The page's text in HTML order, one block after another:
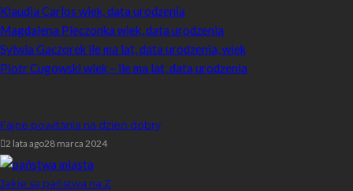
Klaudia Carlos wiek, data urodzenia
Magdalena Pieczonka wiek, data urodzenia
Sylwia Gaczorek ile ma lat, data urodzenia, wiek
Piotr Cugowski wiek – ile ma lat, data urodzenia
Fajne powitania na dzień dobry
2 lata ago28 marca 2024
Jakie są państwa na Z